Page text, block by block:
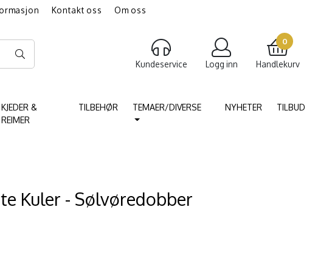
Kontakt oss
Om oss
Kundeservice Logg inn
0
Handlekurv
KJEDER &
REIMER
TILBEHØR TEMAER/DIVERSE NYHETER TILBUD
Kuler - Sølvøredobber